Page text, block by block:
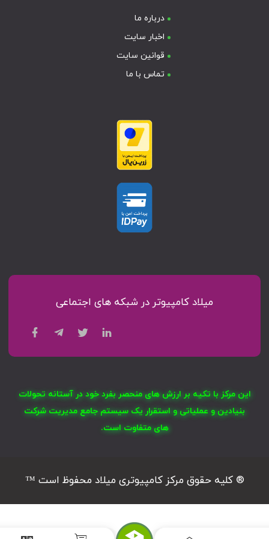
درباره ما
اخبار سایت
قوانین سایت
تماس با ما
میلاد کامپیوتر در شبکه های اجتماعی
این مرکز با تکیه بر ارزش های منحصر بفرد خود در آستانه تحولات
بنیادین و عملیاتی و استقرار یک سیستم جامع مدیریت شرکت
های متفاوت است.
® کلیه حقوق مرکز کامپیوتری میلاد محفوظ است ™